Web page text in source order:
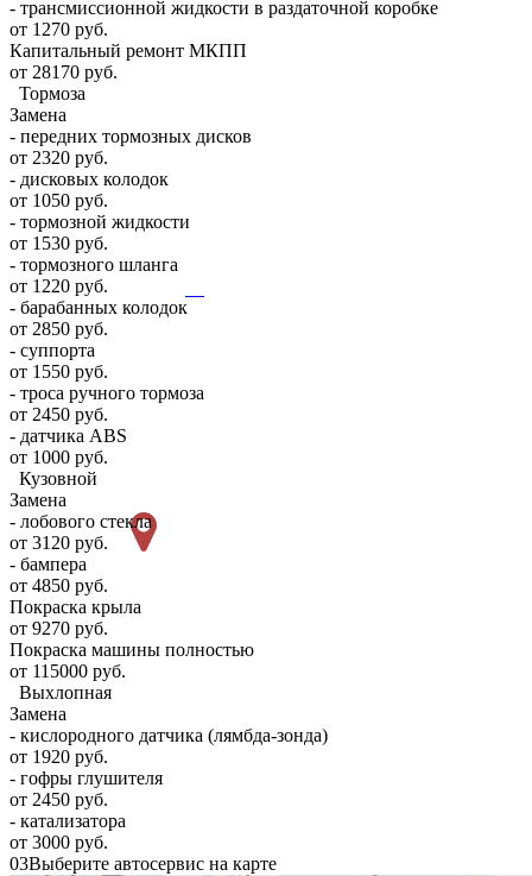
- трансмиссионной жидкости в раздаточной коробке
от 1270 руб.
Капитальный ремонт МКПП
от 28170 руб.
Тормоза
Замена
- передних тормозных дисков
от 2320 руб.
- дисковых колодок
от 1050 руб.
- тормозной жидкости
от 1530 руб.
- тормозного шланга
от 1220 руб.
- барабанных колодок
от 2850 руб.
- суппорта
от 1550 руб.
- троса ручного тормоза
от 2450 руб.
- датчика ABS
от 1000 руб.
Кузовной
Замена
- лобового стекла
от 3120 руб.
- бампера
от 4850 руб.
Покраска крыла
от 9270 руб.
Покраска машины полностью
от 115000 руб.
Выхлопная
Замена
- кислородного датчика (лямбда-зонда)
от 1920 руб.
- гофры глушителя
от 2450 руб.
- катализатора
от 3000 руб.
03Выберите автосервис на карте